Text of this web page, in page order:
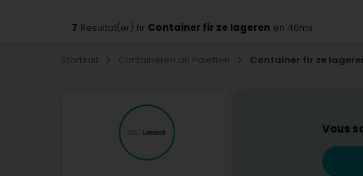
7 Resultat(er) fir Container fir ze lageren en 46ms
Startsäit Containeren an Paletten Container fir ze
Vous